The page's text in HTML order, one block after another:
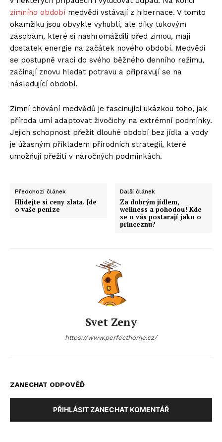
zimního období medvědi vstávají z hibernace. V tomto
okamžiku jsou obvykle vyhublí, ale díky tukovým
zásobám, které si nashromáždili před zimou, mají
dostatek energie na začátek nového období. Medvědi
se postupně vrací do svého běžného denního režimu,
začínají znovu hledat potravu a připravují se na
následující období.
Zimní chování medvědů je fascinující ukázkou toho, jak
příroda umí adaptovat živočichy na extrémní podmínky.
Jejich schopnost přežít dlouhé období bez jídla a vody
je úžasným příkladem přírodních strategií, které
umožňují přežití v náročných podmínkách.
Předchozí článek
Hlídejte si ceny zlata. Jde
o vaše peníze
Další článek
Za dobrým jídlem,
wellness a pohodou! Kde
se o vás postarají jako o
princeznu?
Svet Zeny
https://www.perfecthome.cz/
ZANECHAT ODPOVĚĎ
PŘIHLÁSIT ZANECHAT KOMENTÁŘ